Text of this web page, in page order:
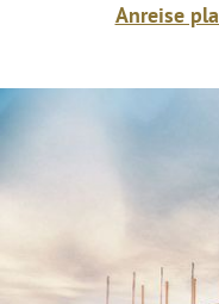
Anreise